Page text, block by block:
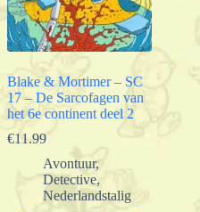
Blake & Mortimer – SC
17 – De Sarcofagen van
het 6e continent deel 2
€11.99
Avontuur,
Detective,
Nederlandstalig